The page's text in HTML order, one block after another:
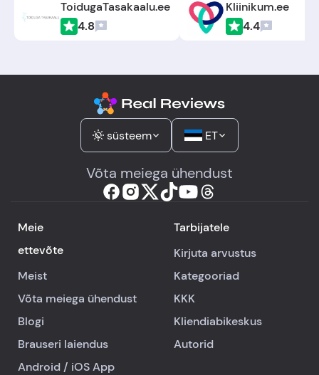
ToidugaTasakaalu.ee
4.8
Kliinikum.ee
4.4
süsteem ET
Võta meiega ühendust
Meie
ettevõte
Meist
Võta meiega ühendust
Blogi
Brauseri laiendus
Android / iOSApp
Tarbijatele
Kirjuta arvustus
Kategooriad
KKK
Kliendiabikeskus
Autorid